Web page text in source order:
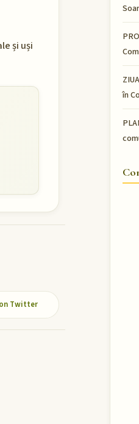
și uși
Twitter
în